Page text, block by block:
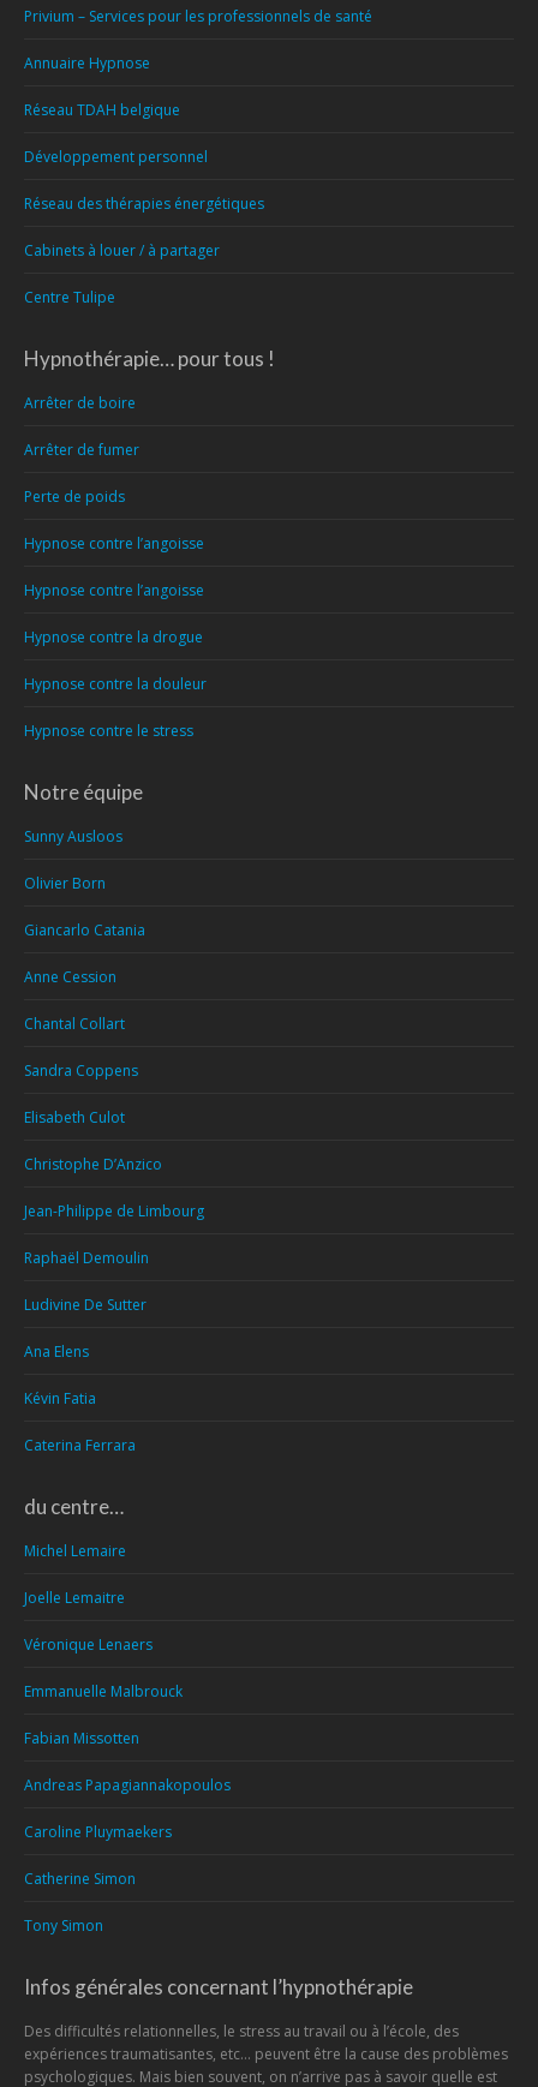
Privium – Services pour les professionnels de santé
Annuaire Hypnose
Réseau TDAH belgique
Développement personnel
Réseau des thérapies énergétiques
Cabinets à louer / à partager
Centre Tulipe
Hypnothérapie… pour tous !
Arrêter de boire
Arrêter de fumer
Perte de poids
Hypnose contre l’angoisse
Hypnose contre l’angoisse
Hypnose contre la drogue
Hypnose contre la douleur
Hypnose contre le stress
Notre équipe
Sunny Ausloos
Olivier Born
Giancarlo Catania
Anne Cession
Chantal Collart
Sandra Coppens
Elisabeth Culot
Christophe D’Anzico
Jean-Philippe de Limbourg
Raphaël Demoulin
Ludivine De Sutter
Ana Elens
Kévin Fatia
Caterina Ferrara
du centre…
Michel Lemaire
Joelle Lemaitre
Véronique Lenaers
Emmanuelle Malbrouck
Fabian Missotten
Andreas Papagiannakopoulos
Caroline Pluymaekers
Catherine Simon
Tony Simon
Infos générales concernant l’hypnothérapie
Des difficultés relationnelles, le stress au travail ou à l’école, des
expériences traumatisantes, etc… peuvent être la cause des problèmes
psychologiques. Mais bien souvent, on n’arrive pas à savoir quelle est